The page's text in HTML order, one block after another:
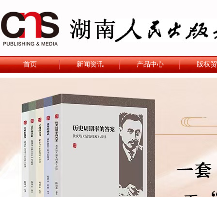
首页 新闻资讯 产品中心 版权